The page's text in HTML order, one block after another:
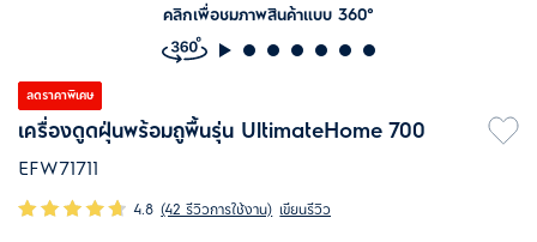
คลิกเพื่อชมภาพสินค้าแบบ 360°
ลดราคาพิเศษ
เครื่องดูดฝุ่นพร้อมถูพื้นรุ่น UltimateHome 700
EFW71711
4.8 (42 รีวิวการใช้งาน) เขียนรีวิว